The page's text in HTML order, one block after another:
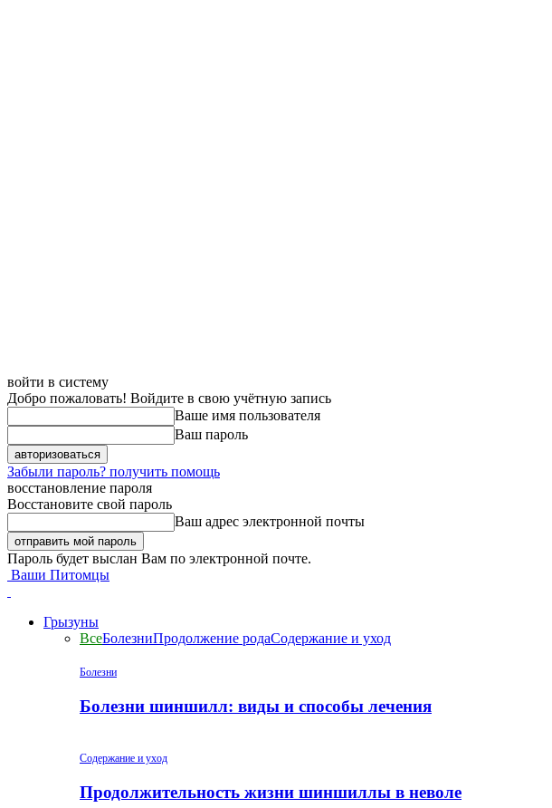
войти в систему
Добро пожаловать! Войдите в свою учётную запись
Ваше имя пользователя
Ваш пароль
Забыли пароль? получить помощь
восстановление пароля
Восстановите свой пароль
Ваш адрес электронной почты
Пароль будет выслан Вам по электронной почте.
Ваши Питомцы
Грызуны
ВсеБолезниПродолжение родаСодержание и уход
Болезни
Болезни шиншилл: виды и способы лечения
Содержание и уход
Продолжительность жизни шиншиллы в неволе